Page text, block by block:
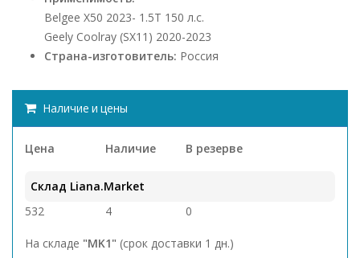
Belgee X50 2023- 1.5Т 150 л.с.
Geely Coolray (SX11) 2020-2023
Страна-изготовитель: Россия
Наличие и цены
Цена Наличие В резерве
Склад Liana.Market
532
4 0
На складе "MK1" (срок доставки 1 дн.)